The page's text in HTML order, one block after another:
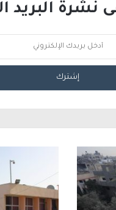
نشرة البريد